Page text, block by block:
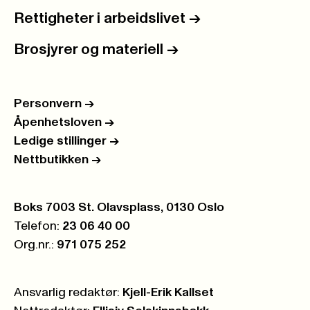
Rettigheter i arbeidslivet ->
Brosjyrer og materiell ->
Personvern ->
Åpenhetsloven ->
Ledige stillinger ->
Nettbutikken ->
Postboks:
Boks 7003 St. Olavsplass, 0130 Oslo
Telefon: 23 06 40 00
Org.nr.: 971 075 252
Ansvarlig redaktør: Kjell-Erik Kallset